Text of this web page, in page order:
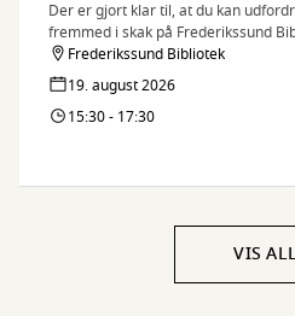
Der er gjort klar til, at du kan
fremmed i skak på Frederikssund
Frederikssund Bibliotek
19. august 2026
15:30 - 17:30
VIS